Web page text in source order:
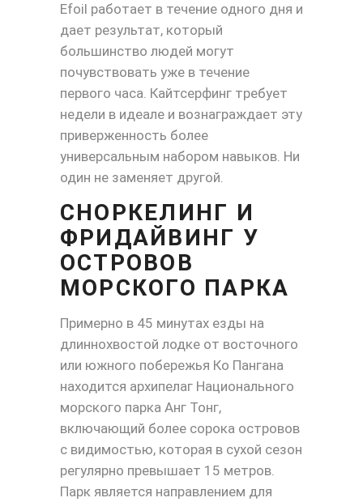
Efoil работает в течение одного дня и
дает результат, который
большинство людей могут
почувствовать уже в течение
первого часа. Кайтсерфинг требует
недели в идеале и вознаграждает эту
приверженность более
универсальным набором навыков. Ни
один не заменяет другой.
СНОРКЕЛИНГ И
ФРИДАЙВИНГ У
ОСТРОВОВ
МОРСКОГО ПАРКА
Примерно в 45 минутах езды на
длиннохвостой лодке от восточного
или южного побережья Ко Пангана
находится архипелаг Национального
морского парка Анг Тонг,
включающий более сорока островов
с видимостью, которая в сухой сезон
регулярно превышает 15 метров.
Парк является направлением для